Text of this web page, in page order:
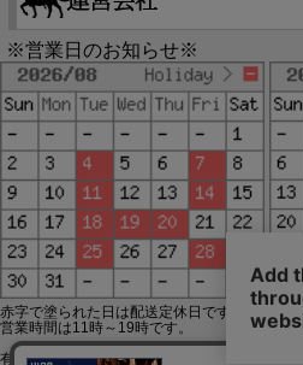
※営業日のお知らせ※
赤字で塗られた日は配送定休日です。
営業時間は11時～19時です。
有限会社ジップジップ SakuraStyle通販事業部